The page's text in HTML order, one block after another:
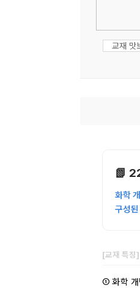
교재 맛
📗
화학
구성
[교재 특징
① 화학 개